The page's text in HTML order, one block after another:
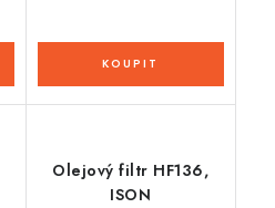
Olejový filtr HF136,
ISON